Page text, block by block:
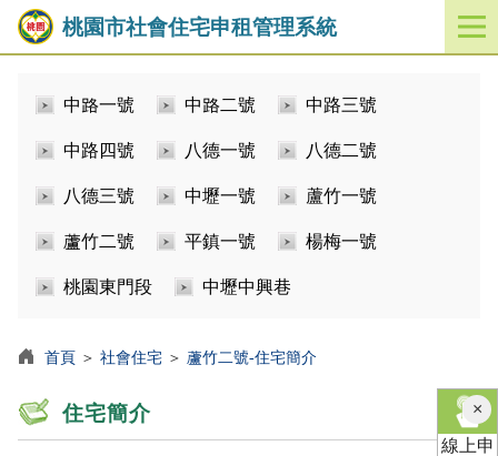
桃園市社會住宅申租管理系統
開
啟
中路一號 中路二號 中路三號
中路四號 八德一號 八德二號
八德三號 中壢一號 蘆竹一號
蘆竹二號 平鎮一號 楊梅一號
桃園東門段 中壢中興巷
首頁 ＞ 社會住宅 ＞ 蘆竹二號-住宅簡介
住宅簡介 ×關
閉
線上申